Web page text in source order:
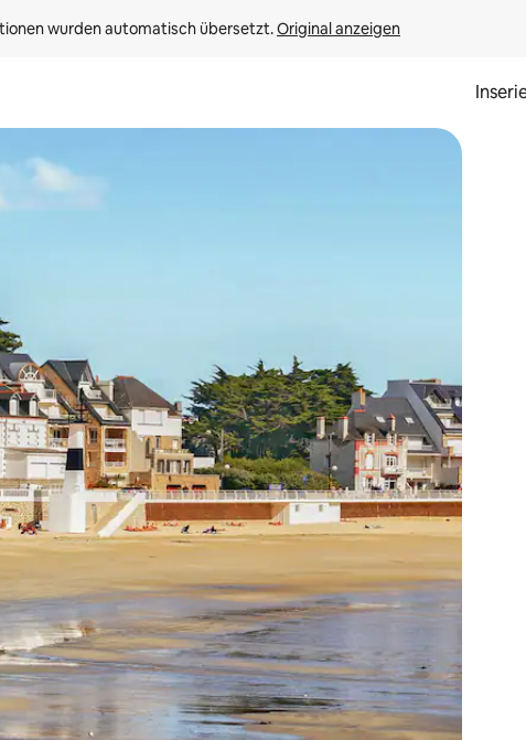
wurden automatisch übersetzt. Original anzeigen
oben und unten oder erkunde die Ergebnisse durch Berühren oder